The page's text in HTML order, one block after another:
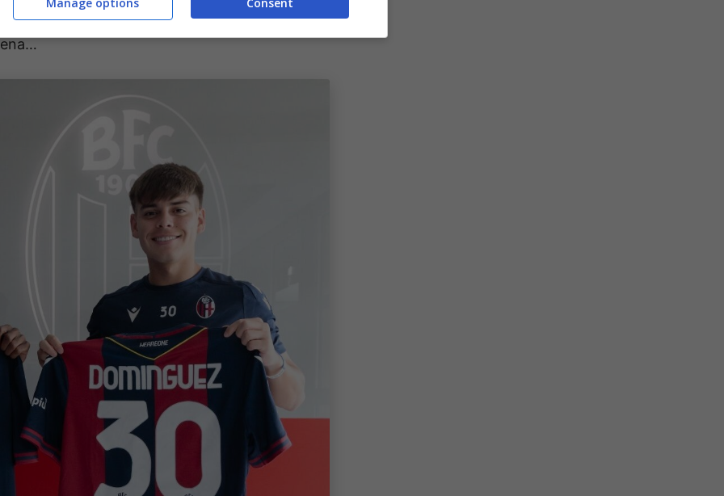
diNdoye. Il Lobo, questo il soprannome di